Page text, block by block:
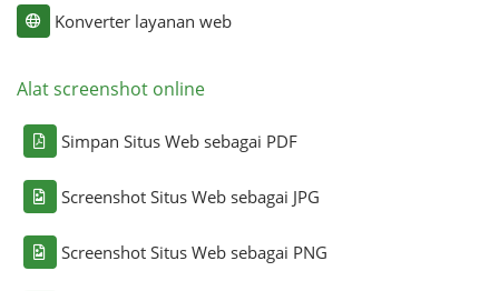
Konverter layanan web
Alat screenshot online
Simpan Situs Web sebagai PDF
Screenshot Situs Web sebagai JPG
Screenshot Situs Web sebagai PNG